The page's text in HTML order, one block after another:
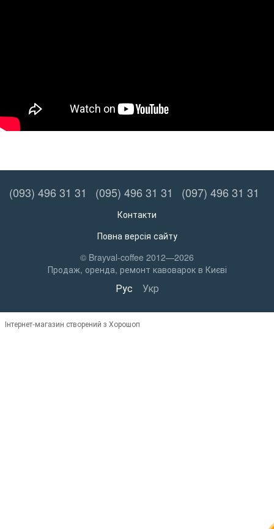
(093) 496 31 31 (095) 496 31 31 (097) 496 31 31
Контакти
Повна версія сайту
© Brayval-coffee 2012—2026
Продаж, оренда, ремонт кавоварок в Києві
Рус Укр
Інтернет-магазин створений з Хорошоп